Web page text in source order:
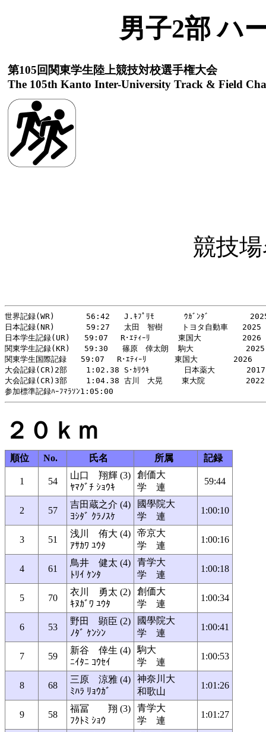
男子2部 ハ
第105回関東学生陸上競技対校選手権大会
The 105th Kanto Inter-University Track & Field
競技
世界記録(WR)     　56:42   J.ｷﾌﾟﾘﾓ   　　ｳｶﾞﾝﾀﾞ　
日本記録(NR)     　59:27   太田　智樹    トヨタ自動車   2025
日本学生記録(UR)   59:07　 R･ｴﾃｨｰﾘ　　 　東国大　       2026
関東学生記録(KR)   59:30   篠原　倖太朗  駒大
関東学生国際記録   59:07　 R･ｴﾃｨｰﾘ　　 　東国大　　　　 2026
大会記録(CR)2部    1:02.38 S･ｶﾘｳｷ    　　日本薬大　     2017
大会記録(CR)3部    1:04.38 古川　大晃    東大院   　    2022
２０ｋｍ
順位 No. 氏名 所属 記録
1 54
山口 翔輝 (3)
ﾔﾏｸﾞﾁ ｼｮｳｷ
創価大
学 連
59:44
2 57
吉田蔵之介 (4)
ﾖｼﾀﾞ ｸﾗﾉｽｹ
國學院大
学 連
1:00:10
3 51
浅川 侑大 (4)
ｱｻｶﾜ ﾕｳﾀ
帝京大
学 連
1:00:16
4 61
鳥井 健太 (4)
ﾄﾘｲ ｹﾝﾀ
青学大
学 連
1:00:18
5 70
衣川 勇太 (2)
ｷﾇｶﾞﾜ ﾕｳﾀ
創価大
学 連
1:00:34
6 53
野田 顕臣 (2)
ﾉﾀﾞ ｹﾝｼﾝ
國學院大
学 連
1:00:41
7 59
新谷 倖生 (4)
ﾆｲﾀﾆ ｺｳｾｲ
駒大
学 連
1:00:53
8 68
三原 涼雅 (4)
ﾐﾊﾗ ﾘｮｳｶﾞ
神奈川大
和歌山
1:01:26
9 58
福冨 翔 (3)
ﾌｸﾄﾐ ｼｮｳ
青学大
学 連
1:01:27